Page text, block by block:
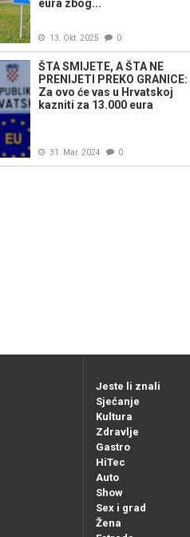
eura zbog...
13. Okt. 2025 0
ŠTA SMIJETE, A ŠTA NE
PRENIJETI PREKO GRANICE:
Za ovo će vas u Hrvatskoj
kazniti za 13.000 eura
31. Mar. 2024 0
Jeste li znali
Sjećanje
Kultura
Zdravlje
Gastro
HiTec
Auto
Show
Sex i grad
Žena